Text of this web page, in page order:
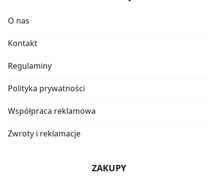
O nas
Kontakt
Regulaminy
Polityka prywatności
Współpraca reklamowa
Zwroty i reklamacje
ZAKUPY